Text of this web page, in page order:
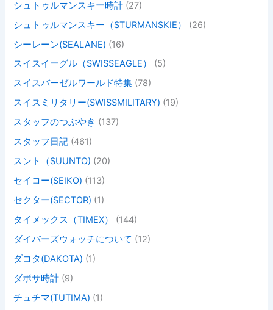
シュトゥルマンスキー時計 (27)
シュトゥルマンスキー（STURMANSKIE）
(26)
シーレーン(SEALANE) (16)
スイスイーグル（SWISSEAGLE）
(5)
スイスバーゼルワールド特集 (78)
スイスミリタリー(SWISSMILITARY) (19)
スタッフのつぶやき (137)
スタッフ日記 (461)
スント（SUUNTO) (20)
セイコー(SEIKO) (113)
セクター(SECTOR) (1)
タイメックス（TIMEX）
(144)
ダイバーズウォッチについて (12)
ダコタ(DAKOTA) (1)
ダボサ時計 (9)
チュチマ(TUTIMA) (1)